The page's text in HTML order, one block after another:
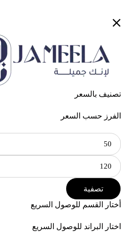
تصنيف بالسعر
الفرز حسب السعر
تصفية
أختار القسم للوصول السريع
اختار البراند للوصول السريع